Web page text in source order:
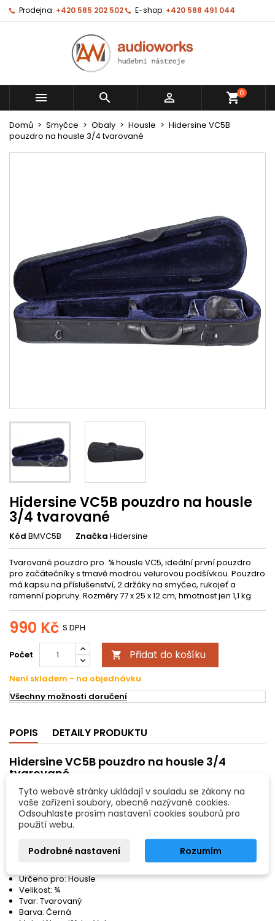
Prodejna: +420 585 202 502 E-shop: +420 588 491 044
   shopping_cart0
Domů Smyčce Obaly Housle
Hidersine VC5B
pouzdro na housle 3/4 tvarované
Hidersine VC5B pouzdro na housle
3/4 tvarované
Kód BMVC5B Značka Hidersine
Tvarované pouzdro pro ¾ housle VC5, ideální první pouzdro
pro začátečníky s tmavě modrou velurovou podšívkou. Pouzdro
má kapsu na příslušenství, 2 držáky na smyčec, rukojeť a
ramenní popruhy. Rozměry77 x 25 x 12 cm, hmotnost jen 1,1 kg.
990 Kč S DPH
Počet  Přidat do košíku
Není skladem - na objednávku
Všechny možnosti doručení
POPIS DETAILY PRODUKTU
Hidersine VC5B pouzdro na housle 3/4
tvarované
Tvarované pouzdro pro ¾ housle VC5, ideální první pouzdro
pro začátečníky s tmavě modrou velurovou podšívkou. Pouzdro
má kapsu na příslušenství, 2 držáky na smyčec, rukojeť a
ramenní popruhy.
Pouzdro také disponuje fixací krku nástroje
pomocí suchého zipu a součástí je také přikrývka pro
maximální ochranu.
Rozměry 77 x 25 x 12 cm, hmotnost jen 1,1 kg.
Určeno pro: Housle
Velikost: ¾
Tvar: Tvarovaný
Barva: Černá
Tyto webové stránky ukládají v souladu se zákony na
vaše zařízení soubory, obecně nazývané cookies.
Odsouhlaste prosím nastavení cookies souborů pro
použití webu.
Podrobné nastavení Rozumím